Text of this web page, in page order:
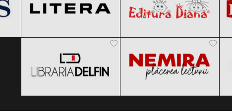
Clic și Vezi Ofertele! Clic și Vezi Ofertele!
Clic și Vezi Ofertele! Clic și Vezi Ofertele!